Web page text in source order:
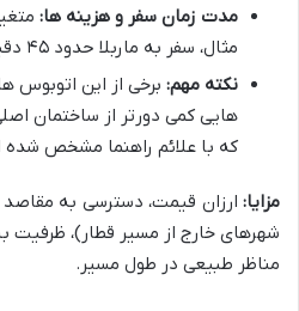
مدت زمان سفر و هزینه ها:
مثال، سفر به ماربلا حدود ۴۵ دقیقه تا ۱ ساعت طول می کشد.
نکته مهم: برخی از این اتوبوس
هایی کمی دورتر از ساختمان
که با علائم راهنما مشخص شده
مزایا: ارزان قیمت، دسترسی به
شهرهای خارج از مسیر قطار)، ظرفیت
مناظر طبیعی در طول مسیر.